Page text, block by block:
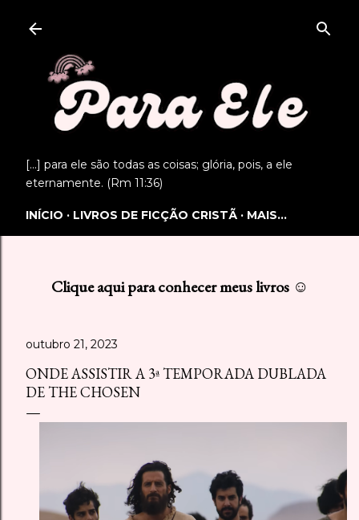
[...] para ele são todas as coisas; glória, pois, a ele
eternamente. (Rm 11:36)
INÍCIO LIVROS DE FICÇÃO CRISTÃ MAIS…
Clique aqui para conhecer meus livros ☺
outubro 21, 2023
ONDE ASSISTIR A 3ª TEMPORADA DUBLADA
DE THE CHOSEN